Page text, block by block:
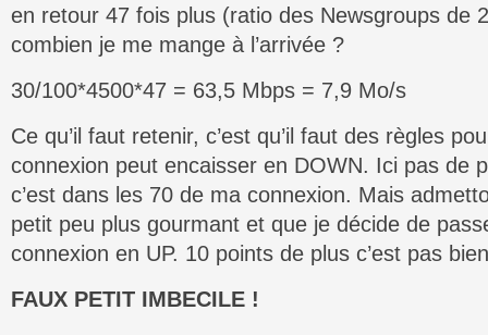
en retour 47 fois plus (ratio des Newsgroups de
combien je me mange à l’arrivée ?
30/100*4500*47 = 63,5 Mbps = 7,9 Mo/s
Ce qu’il faut retenir, c’est qu’il faut des règles
connexion peut encaisser en DOWN. Ici pas de
c’est dans les 70 de ma connexion. Mais
petit peu plus gourmant et que je décide de
connexion en UP. 10 points de plus c’est pas
FAUX PETIT IMBECILE !